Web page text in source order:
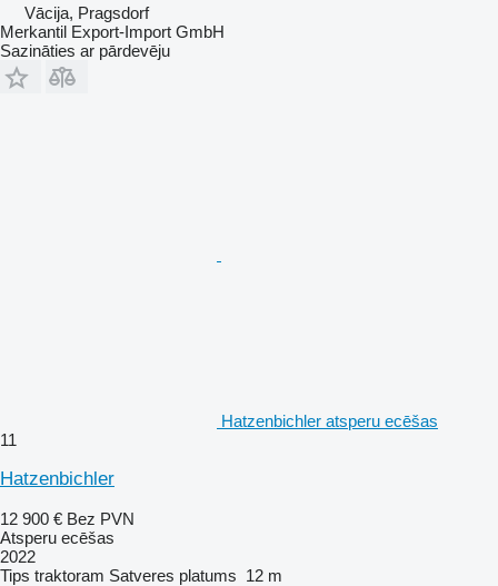
Vācija, Pragsdorf
Merkantil Export-Import GmbH
Sazināties ar pārdevēju
Hatzenbichler atsperu ecēšas
11
Hatzenbichler
12 900 € Bez PVN
Atsperu ecēšas
2022
Tips traktoram Satveres platums 12 m